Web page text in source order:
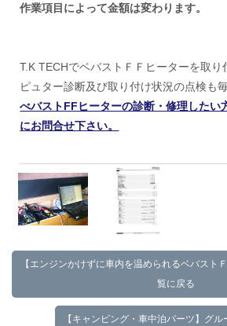
作業項目によって金額は変わります。
T.K TECHでベバストＦＦヒーターを取り
ピュター診断及び取り付け状況の点検も
べバストFFヒーターの診断・修理したい
にお問合せ下さい。
【エンジンかけずに車内を温められるベバスト
覧に戻る
【キャンピング・車中泊パーツ】グ